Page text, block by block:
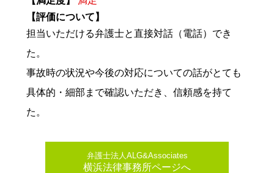
【評価について】
担当いただける弁護士と直接対話（電話）でき
た。
事故時の状況や今後の対応についての話がとても
具体的・細部まで確認いただき、信頼感を持て
た。
弁護士法人ALG&Associates
横浜法律事務所ページへ